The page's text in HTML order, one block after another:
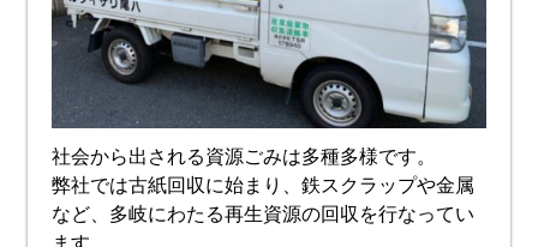
社会から出される資源ごみは多種多様です。
弊社では古紙回収に始まり、鉄スクラップや金属
など、多岐にわたる再生資源の回収を行なってい
ます。